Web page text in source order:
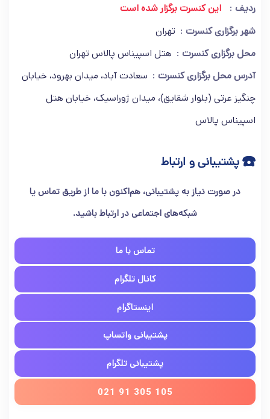
ردیف این کنسرت برگزار شده است
شهر برگزاری کنسرت
تهران
محل برگزاری کنسرت
هتل اسپیناس پالاس تهران
آدرس محل برگزاری کنسرت
سعادت آباد، میدان بهرود، خیابان
چنگیز عرتی (بلوار شقایق)، میدان ژوراسیک، خیابان هتل
اسپیناس پالاس
☎️پشتیبانی و ارتباط
در صورت نیاز به پشتیبانی، هم‌اکنون با ما از طریق تماس یا
شبکه‌های اجتماعی در ارتباط باشید.
تماس با ما
کانال تلگرام
اینستاگرام
پشتیبانی واتساپ
پشتیبانی تلگرام
021 91 305 105